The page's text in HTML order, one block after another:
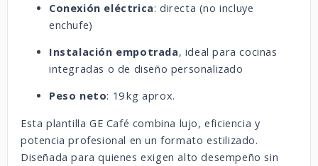
Conexión eléctrica: directa (no incluye
enchufe)
Instalación empotrada, ideal para cocinas
integradas o de diseño personalizado
Peso neto: 19 kg aprox.
Esta plantilla GE Café combina lujo, eficiencia y
potencia profesional en un formato estilizado.
Diseñada para quienes exigen alto desempeño sin